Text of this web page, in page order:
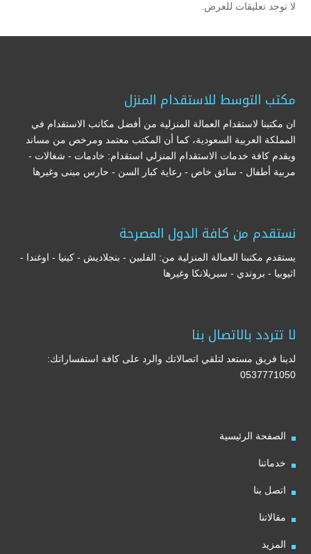
لا توجد تعليقات للعرض.
مكتب التوسط للاستقدام المنزل
ان مكتبنا لاستقدام العمالة المنزلية من أفضل مكاتب الاستقدام في
المملكة العربية السعودية، كما أن المكتب معتمد ومرخص من مساند
ويقدم كافة خدمات الاستقدام المنزلي استقدام: خادمات - شغالات -
مربية أطفال - سائق خاص - رعاية كبار السن - حارس مبنى وغيرها
نستقدم من كافة الدول المصرحة
يستقدم مكتبنا العمالة المنزلية من: الفلبين - بنجلاديش - كينيا - اوغندا -
اثيوبيا - بروندي - سيريلانكا وغيرها
لا تتردد بالاتصال بنا
لدينا فريق مستعد لتلقي اتصالاتك والرد على كافة استفساراتك:
0537771050
الصفحة الرئيسية
خدماتنا
اتصل بنا
مقالاتنا
المزيد